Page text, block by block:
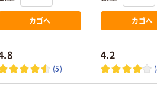
カゴへ カゴへ
(5)
4.2